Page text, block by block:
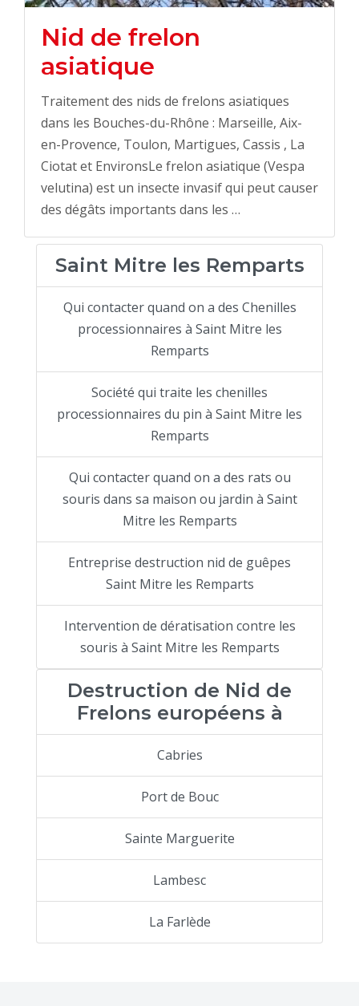
Nid de frelon
asiatique
Traitement des nids de frelons asiatiques
dans les Bouches-du-Rhône : Marseille, Aix-
en-Provence, Toulon, Martigues, Cassis , La
Ciotat et EnvironsLe frelon asiatique (Vespa
velutina) est un insecte invasif qui peut causer
des dégâts importants dans les …
Saint Mitre les Remparts
Qui contacter quand on a des Chenilles
processionnaires à Saint Mitre les
Remparts
Société qui traite les chenilles
processionnaires du pin à Saint Mitre les
Remparts
Qui contacter quand on a des rats ou
souris dans sa maison ou jardin à Saint
Mitre les Remparts
Entreprise destruction nid de guêpes
Saint Mitre les Remparts
Intervention de dératisation contre les
souris à Saint Mitre les Remparts
Destruction de Nid de
Frelons européens à
Cabries
Port de Bouc
Sainte Marguerite
Lambesc
La Farlède